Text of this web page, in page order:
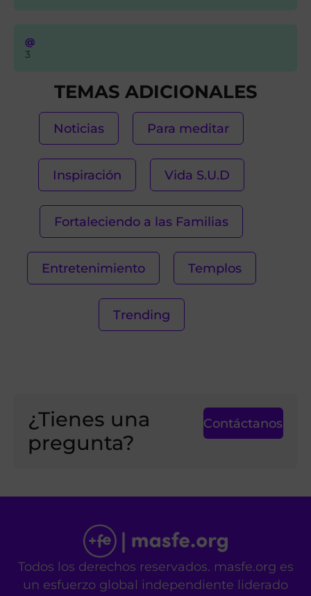
@
3
TEMAS ADICIONALES
Noticias Para meditar
Inspiración Vida S.U.D
Fortaleciendo a las Familias
Entretenimiento Templos
Trending
¿Tienes una
pregunta?
Contáctanos
Todos los derechos reservados. masfe.org es
un esfuerzo global independiente liderado